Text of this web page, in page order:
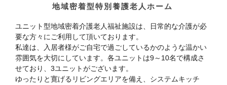
地域密着型特別養護老人ホーム
ユニット型地域密着介護老人福祉施設は、日常的な介護が必
要な方々にご利用して頂いております。
私達は、入居者様がご自宅で過ごしているかのような温かい
雰囲気を大切にしています。各ユニットは9～10名で構成さ
せており、3ユニットがございます。
ゆったりと寛げるリビングエリアを備え、システムキッチ